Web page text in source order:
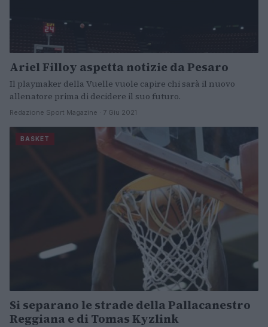
Ariel Filloy aspetta notizie da Pesaro
Il playmaker della Vuelle vuole capire chi sarà il nuovo
allenatore prima di decidere il suo futuro.
Redazione Sport Magazine · 7 Giu 2021
BASKET
Si separano le strade della Pallacanestro
Reggiana e di Tomas Kyzlink